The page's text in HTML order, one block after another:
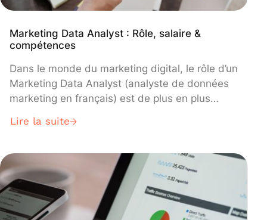
Marketing Data Analyst : Rôle, salaire &
compétences
Dans le monde du marketing digital, le rôle d’un
Marketing Data Analyst (analyste de données
marketing en français) est de plus en plus
l’analyse des données des utilisateurs, des
aider à développer des stratégies marketing
plus efficaces.
Lire la suite